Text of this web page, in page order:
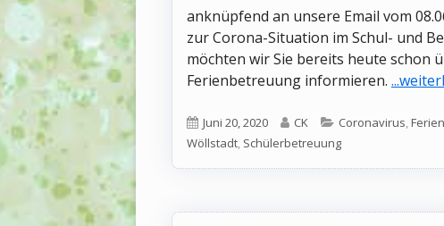
anknüpfend an unsere Email vom
zur Corona-Situation im Schul- und
möchten wir Sie bereits heute schon
Ferienbetreuung informieren.
Veröffentlicht
am
Juni 20, 2020 Autor
CK Kategorien
Coronavirus,
Wöllstadt, Schülerbetreuung